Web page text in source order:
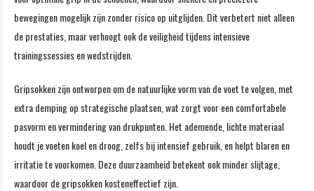
bewegingen mogelijk zijn zonder risico op uitglijden. Dit verbetert niet alleen
de prestaties, maar verhoogt ook de veiligheid tijdens intensieve
trainingssessies en wedstrijden.
Gripsokken zijn ontworpen om de natuurlijke vorm van de voet te volgen, met
extra demping op strategische plaatsen, wat zorgt voor een comfortabele
pasvorm en vermindering van drukpunten. Het ademende, lichte materiaal
houdt je voeten koel en droog, zelfs bij intensief gebruik, en helpt blaren en
irritatie te voorkomen. Deze duurzaamheid betekent ook minder slijtage,
waardoor de gripsokken kosteneffectief zijn.